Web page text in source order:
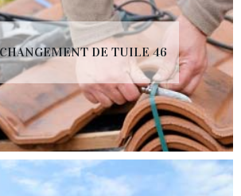
DE TUILE 46